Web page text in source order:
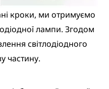
кроки, ми отримуємо
лампи. Згодом
світлодіодного
частину.